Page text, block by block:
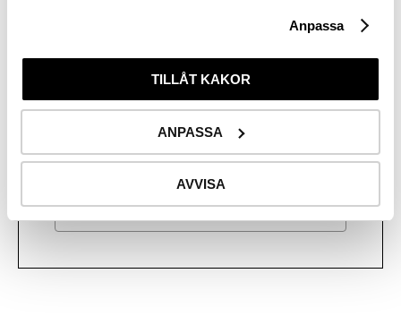
Anpassa
TILLÅT KAKOR
ANPASSA
AVVISA
Kom igång med ditt
sparande
Bli kund